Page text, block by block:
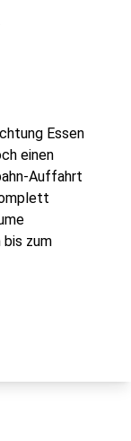
Essen
einen
Auffahrt
zum